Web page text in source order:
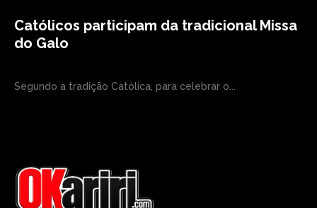
Católicos participam da tradicional Missa
do Galo
Segundo a tradição Católica, para celebrar o...